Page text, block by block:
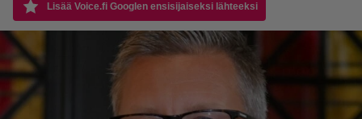
Lisää Voice.fi Googlen ensisijaiseksi lähteeksi